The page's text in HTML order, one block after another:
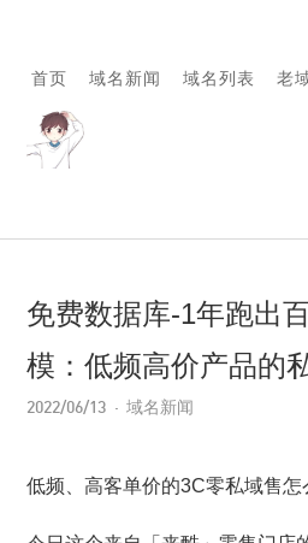
首页 域名新闻 域名列表 老
免费数据库-1年跑出
模：低频高价产品的
2022/06/13 域名新闻
低频、高客单价的3C零私域售怎